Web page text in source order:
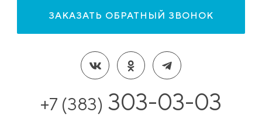
ЗАКАЗАТЬ ОБРАТНЫЙ ЗВОНОК
+7 (383) 303-03-03